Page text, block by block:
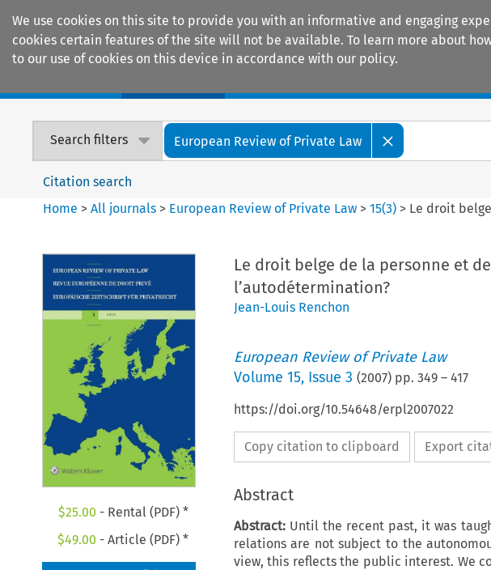
We use cookies on this site to provide you with an informative and engaging
cookies certain features of the site will not be available. To learn more about
to our use of cookies on this device in accordance with our policy.
Search filters European Review of Private Law
Citation search
Home >All journals > European Review of Private Law >15(3) > Le droit
$25.00 - Rental (PDF) *
$49.00 - Article (PDF) *
Le droit belge de la personne et
l’autodétermination?
Jean-Louis Renchon
European Review of Private Law
Volume 15, Issue 3 (2007) pp. 349– 417
https://doi.org/10.54648/erpl2007022
Copy citation to clipboard Export
Abstract
Abstract:Until the recent past, it was
relations are not subject to the
view, this reflects the public interest. We